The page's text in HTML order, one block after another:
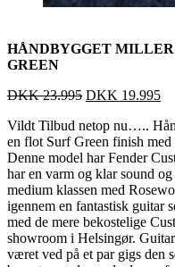
HÅNDBYGGET
GREEN
DKK23.995 DKK 19.995
Vildt Tilbud netop nu…..
en flot Surf Green finish
Denne model har Fender
har en varm og klar sound
medium klassen med
igennem en fantastisk guitar
med de mere bekostelige
showroom i Helsingør.
været ved på et par gigs den